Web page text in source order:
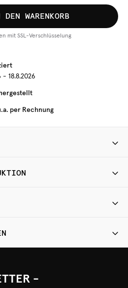
WARENKORB
mit SSL-Verschlüsselung
- 18.8.2026
per Rechnung
-